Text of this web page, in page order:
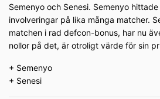
Semenyo och Senesi. Semenyo
involveringar på lika många matcher.
matchen i rad defcon-bonus, har nu
nollor på det, är otroligt värde för sin
+ Semenyo
+ Senesi